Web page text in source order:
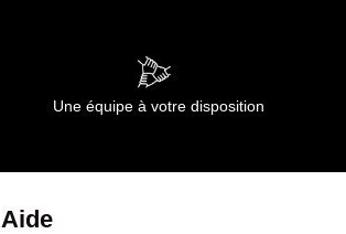
Une équipe à votre disposition
Aide